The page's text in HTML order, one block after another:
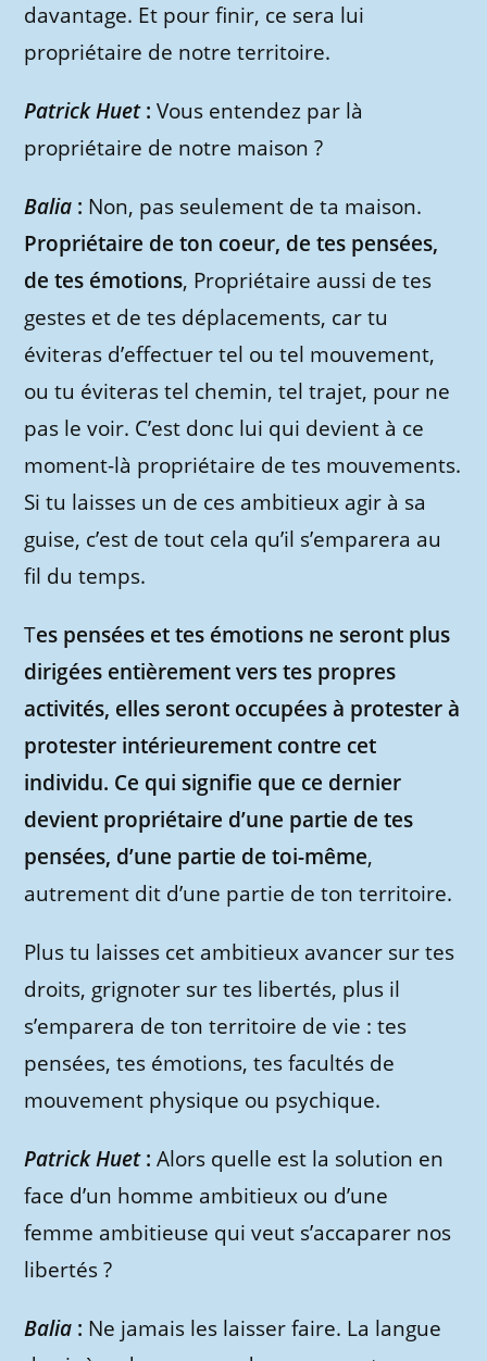
davantage. Et pour finir, ce sera lui
propriétaire de notre territoire.
Patrick Huet: Vous entendez par là
propriétaire de notre maison ?
Balia : Non, pas seulement de ta maison.
Propriétaire de ton coeur, de tes pensées,
de tes émotions, Propriétaire aussi de tes
gestes et de tes déplacements, car tu
éviteras d’effectuer tel ou tel mouvement,
ou tu éviteras tel chemin, tel trajet, pour ne
pas le voir. C’est donc lui qui devient à ce
moment-là propriétaire de tes mouvements.
Si tu laisses un de ces ambitieux agir à sa
guise, c’est de tout cela qu’il s’emparera au
fil du temps.
Tes pensées et tes émotions ne seront plus
dirigées entièrement vers tes propres
activités, elles seront occupées à protester à
protester intérieurement contre cet
individu. Ce qui signifie que ce dernier
devient propriétaire d’une partie de tes
pensées, d’une partie de toi-même,
autrement dit d’une partie de ton territoire.
Plus tu laisses cet ambitieux avancer sur tes
droits, grignoter sur tes libertés, plus il
s’emparera de ton territoire de vie : tes
pensées, tes émotions, tes facultés de
mouvement physique ou psychique.
Patrick Huet: Alors quelle est la solution en
face d’un homme ambitieux ou d’une
femme ambitieuse qui veut s’accaparer nos
libertés ?
Balia : Ne jamais les laisser faire. La langue